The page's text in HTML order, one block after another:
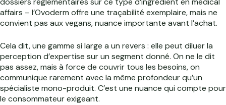
affairs – l’Ovoderm offre une traçabilité exemplaire, mais ne
convient pas aux vegans, nuance importante avant l’achat.
Cela dit, une gamme si large a un revers : elle peut diluer la
perception d’expertise sur un segment donné. On ne le dit
pas assez, mais à force de couvrir tous les besoins, on
communique rarement avec la même profondeur qu’un
spécialiste mono-produit. C’est une nuance qui compte pour
le consommateur exigeant.